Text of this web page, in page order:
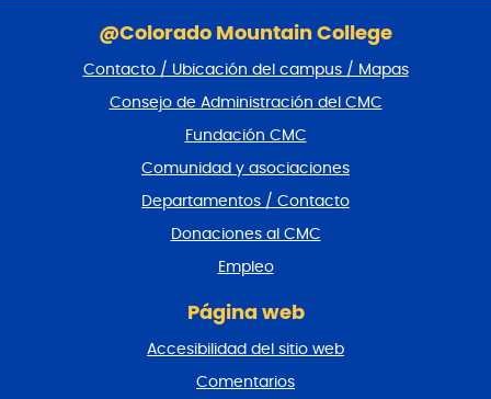
@Colorado Mountain College
Contacto / Ubicación del campus / Mapas
Consejo de Administración del CMC
Fundación CMC
Comunidad y asociaciones
Departamentos / Contacto
Donaciones al CMC
Empleo
Página web
Accesibilidad del sitio web
Comentarios